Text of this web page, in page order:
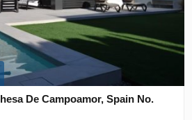
De Campoamor, Spain No.